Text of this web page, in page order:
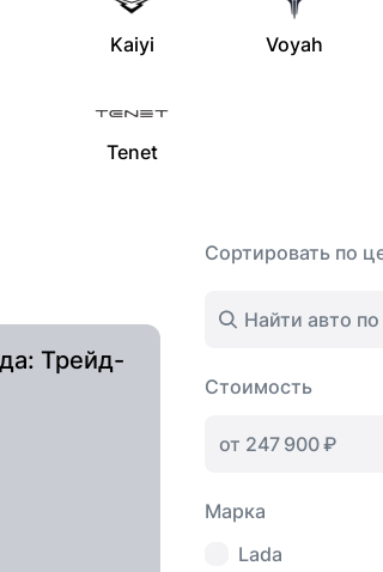
Kaiyi Voyah
Tenet
Трейд-
Сортировать по
Стоимость
Марка
Lada